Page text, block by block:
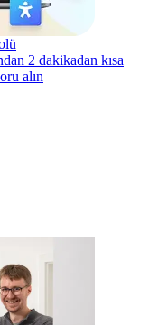
2 dakikadan kısa
alın